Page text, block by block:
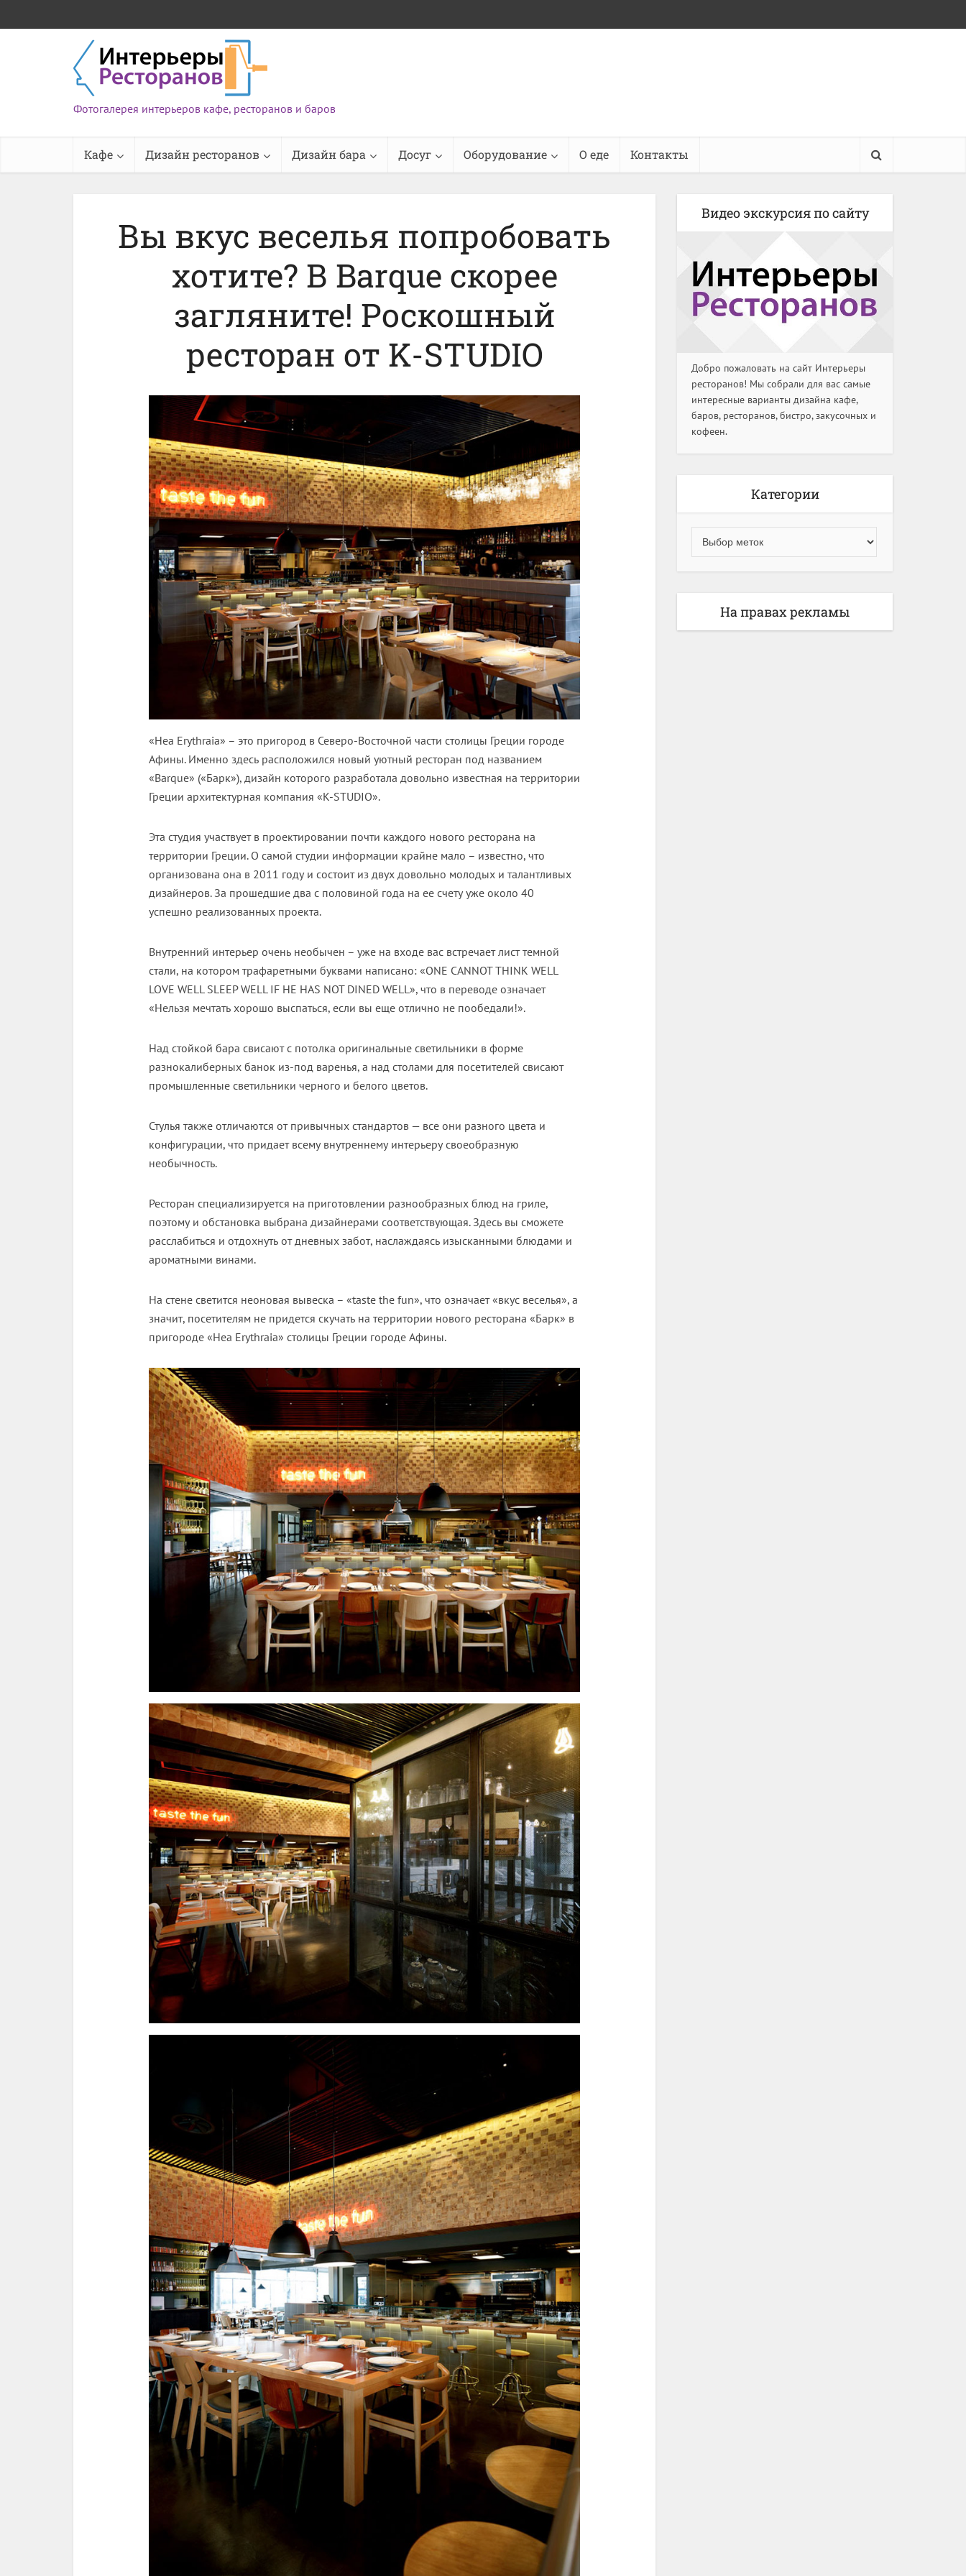
Фотогалерея интерьеров кафе, ресторанов и баров
Кафе Дизайн ресторанов Дизайн бара Досуг Оборудование О еде Контакты
Вы вкус веселья попробовать
хотите? В Barque скорее
загляните! Роскошный
ресторан от K-STUDIO
«Неа Erythraia» – это пригород в Северо-Восточной части столицы Греции городе
Афины. Именно здесь расположился новый уютный ресторан под названием
«Barque» («Барк»), дизайн которого разработала довольно известная на территории
Греции архитектурная компания «K-STUDIO».
Эта студия участвует в проектировании почти каждого нового ресторана на
территории Греции. О самой студии информации крайне мало – известно, что
организована она в 2011 году и состоит из двух довольно молодых и талантливых
дизайнеров. За прошедшие два с половиной года на ее счету уже около 40
успешно реализованных проекта.
Внутренний интерьер очень необычен – уже на входе вас встречает лист темной
стали, на котором трафаретными буквами написано: «ONE CANNOT THINK WELL
LOVE WELL SLEEP WELL IF HE HAS NOT DINED WELL», что в переводе означает
«Нельзя мечтать хорошо выспаться, если вы еще отлично не пообедали!».
Над стойкой бара свисают с потолка оригинальные светильники в форме
разнокалиберных банок из-под варенья, а над столами для посетителей свисают
промышленные светильники черного и белого цветов.
Стулья также отличаются от привычных стандартов — все они разного цвета и
конфигурации, что придает всему внутреннему интерьеру своеобразную
необычность.
Ресторан специализируется на приготовлении разнообразных блюд на гриле,
поэтому и обстановка выбрана дизайнерами соответствующая. Здесь вы сможете
расслабиться и отдохнуть от дневных забот, наслаждаясь изысканными блюдами и
ароматными винами.
На стене светится неоновая вывеска – «taste the fun», что означает «вкус веселья», а
значит, посетителям не придется скучать на территории нового ресторана «Барк» в
пригороде «Неа Erythraia» столицы Греции городе Афины.
Видео экскурсия по сайту
Добро пожаловать на сайт Интерьеры
ресторанов! Мы собрали для вас самые
интересные варианты дизайна кафе,
баров, ресторанов, бистро, закусочных и
кофеен.
Категории
На правах рекламы